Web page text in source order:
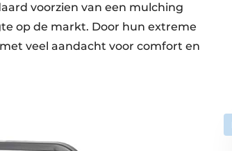
voorzien van een mulching
op de markt. Door hun extreme
veel aandacht voor comfort en